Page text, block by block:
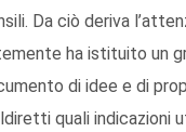
Da ciò deriva
ha istituito un
di idee e di
quali indicazioni